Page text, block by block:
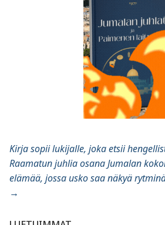
Kirja sopii lukijalle, joka etsii
Raamatun juhlia osana Jumalan
elämää, jossa usko saa näkyä
→